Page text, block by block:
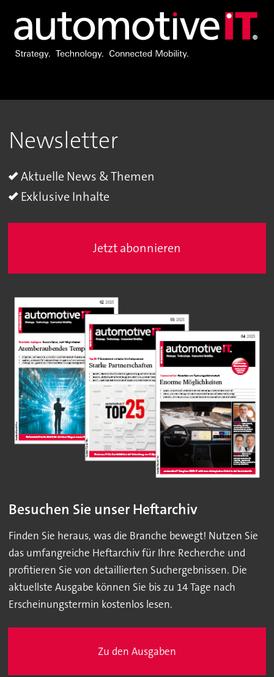
Newsletter
Aktuelle News & Themen
Exklusive Inhalte
Jetzt abonnieren
Besuchen Sie unser Heftarchiv
Finden Sie heraus, was die Branche bewegt! Nutzen Sie
das umfangreiche Heftarchiv für Ihre Recherche und
profitieren Sie von detaillierten Suchergebnissen. Die
aktuellste Ausgabe können Sie bis zu 14 Tage nach
Erscheinungstermin kostenlos lesen.
Zu den Ausgaben